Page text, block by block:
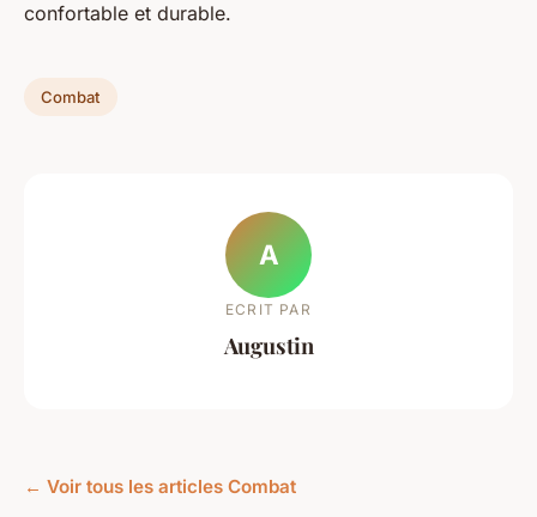
confortable et durable.
Combat
A
ECRIT PAR
Augustin
← Voir tous les articles Combat